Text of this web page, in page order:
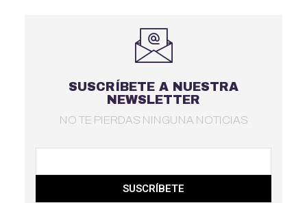
SUSCRÍBETE A NUESTRA
NEWSLETTER
NO TE PIERDAS NINGUNA NOTICIAS
SUSCRÍBETE